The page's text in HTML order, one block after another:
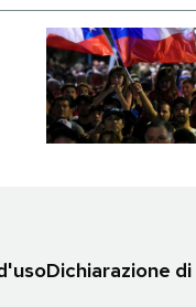
Dichiarazione